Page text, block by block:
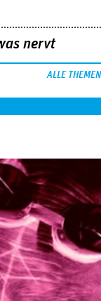
nervt
ALLE THEMEN